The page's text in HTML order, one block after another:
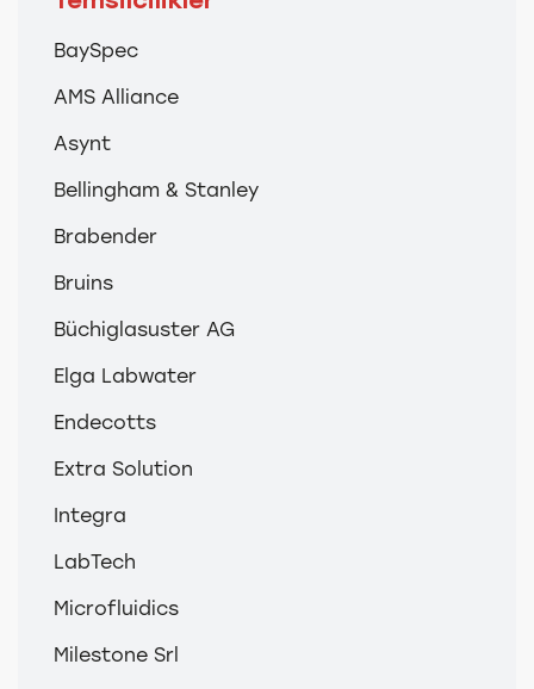
BaySpec
AMS Alliance
Asynt
Bellingham & Stanley
Brabender
Bruins
Büchiglasuster AG
Elga Labwater
Endecotts
Extra Solution
Integra
LabTech
Microfluidics
Milestone Srl